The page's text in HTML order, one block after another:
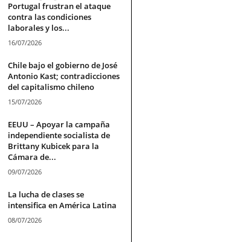
Portugal frustran el ataque
contra las condiciones
laborales y los...
16/07/2026
Chile bajo el gobierno de José
Antonio Kast; contradicciones
del capitalismo chileno
15/07/2026
EEUU – Apoyar la campaña
independiente socialista de
Brittany Kubicek para la
Cámara de...
09/07/2026
La lucha de clases se
intensifica en América Latina
08/07/2026